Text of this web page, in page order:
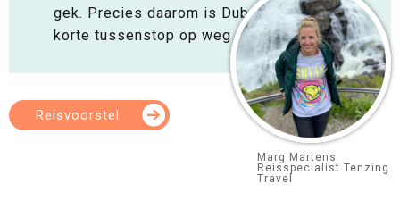
gek. Precies daarom is Dubai ideaal als
korte tussenstop op weg naar Azië.
Reisvoorstel
Marg Martens
Reisspecialist Tenzing
Travel